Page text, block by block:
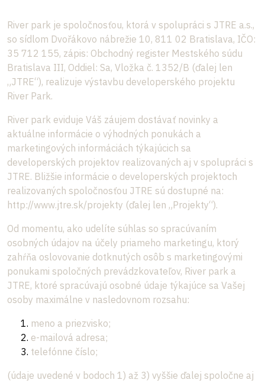
River park je spoločnosťou, ktorá v spolupráci s JTRE a.s.,
so sídlom Dvořákovo nábrežie 10, 811 02 Bratislava, IČO:
35 712 155, zápis: Obchodný register Mestského súdu
Bratislava III, Oddiel: Sa, Vložka č. 1352/B (ďalej len
„JTRE“), realizuje výstavbu developerského projektu
River Park.
River park eviduje Váš záujem dostávať novinky a
aktuálne informácie o výhodných ponukách a
marketingových informáciách týkajúcich sa
developerských projektov realizovaných aj v spolupráci s
JTRE. Bližšie informácie o developerských projektoch
realizovaných spoločnosťou JTRE sú dostupné na:
http://www.jtre.sk/projekty (ďalej len „Projekty“).
Od momentu, ako udelíte súhlas so spracúvaním
osobných údajov na účely priameho marketingu, ktorý
zahŕňa oslovovanie dotknutých osôb s marketingovými
ponukami spoločných prevádzkovateľov, River park a
JTRE, ktoré spracúvajú osobné údaje týkajúce sa Vašej
osoby maximálne v nasledovnom rozsahu:
meno a priezvisko;
e-mailová adresa;
telefónne číslo;
(údaje uvedené v bodoch 1) až 3) vyššie ďalej spoločne aj